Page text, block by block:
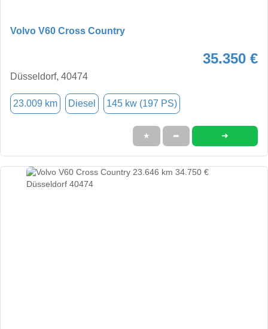
Volvo V60 Cross Country
35.350 €
Düsseldorf, 40474
23.009 km Diesel 145 kw (197 PS)
★ ➦ ➜